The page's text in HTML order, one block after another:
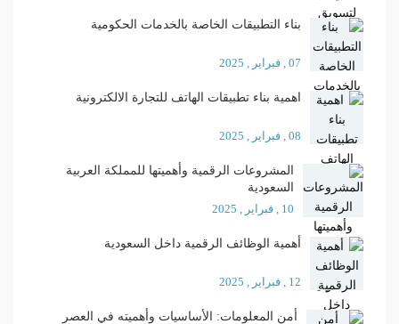
بناء التطبيقات الخاصة بالخدمات الحكومية
07 , فبراير , 2025
اهمية بناء تطبيقات الهاتف للتجارة الالكترونية
08 , فبراير , 2025
المشروعات الرقمية وأهميتها للمملكة العربية
السعودية
10 , فبراير , 2025
أهمية الوظائف الرقمية داخل السعودية
12 , فبراير , 2025
أمن المعلومات: الأساسيات وأهميته في العصر